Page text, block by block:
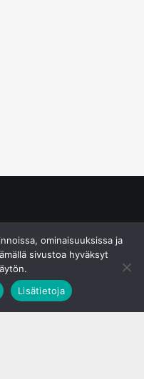
ominaisuuksissa ja
sivustoa hyväksyt
Lisätietoja